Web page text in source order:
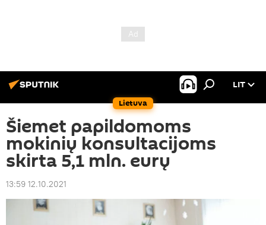
Lietuva
LIT
Šiemet papildomoms
mokinių konsultacijoms
skirta 5,1 mln. eurų
13:59 12.10.2021